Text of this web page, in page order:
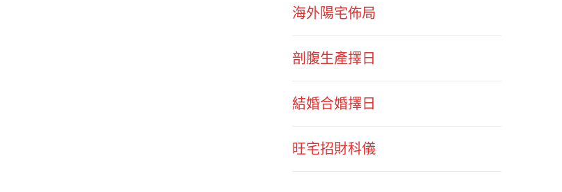
海外陽宅佈局
剖腹生產擇日
結婚合婚擇日
旺宅招財科儀